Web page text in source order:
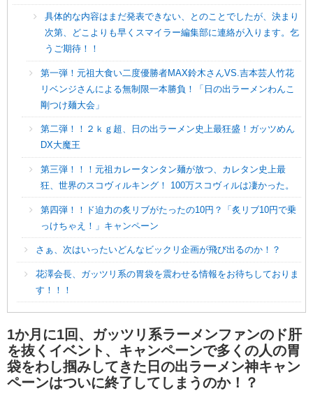
具体的な内容はまだ発表できない、とのことでしたが、決まり
次第、どこよりも早くスマイラー編集部に連絡が入ります。乞
うご期待！！
第一弾！元祖大食い二度優勝者MAX鈴木さんVS.吉本芸人竹花
リベンジさんによる無制限一本勝負！「日の出ラーメンわんこ
剛つけ麺大会」
第二弾！！２ｋｇ超、日の出ラーメン史上最狂盛！ガッツめん
DX大魔王
第三弾！！！元祖カレータンタン麺が放つ、カレタン史上最
狂、世界のスコヴィルキング！ 100万スコヴィルは凄かった。
第四弾！！ド迫力の炙リブがたったの10円？「炙リブ10円で乗
っけちゃえ！」キャンペーン
さぁ、次はいったいどんなビックリ企画が飛び出るのか！？
花澤会長、ガッツリ系の胃袋を震わせる情報をお待ちしておりま
す！！！
1か月に1回、ガッツリ系ラーメンファンのド肝
を抜くイベント、キャンペーンで多くの人の胃
袋をわし掴みしてきた日の出ラーメン神キャン
ペーンはついに終了してしまうのか！？